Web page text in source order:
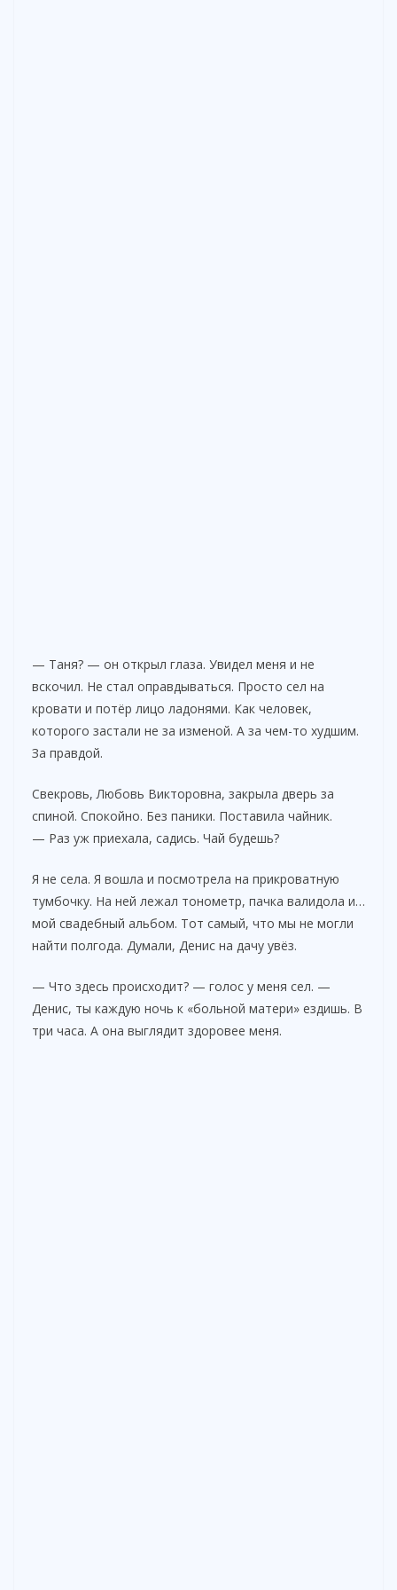
— Таня? — он открыл глаза. Увидел меня и не
вскочил. Не стал оправдываться. Просто сел на
кровати и потёр лицо ладонями. Как человек,
которого застали не за изменой. А за чем-то худшим.
За правдой.
Свекровь, Любовь Викторовна, закрыла дверь за
спиной. Спокойно. Без паники. Поставила чайник.
— Раз уж приехала, садись. Чай будешь?
Я не села. Я вошла и посмотрела на прикроватную
тумбочку. На ней лежал тонометр, пачка валидола и…
мой свадебный альбом. Тот самый, что мы не могли
найти полгода. Думали, Денис на дачу увёз.
— Что здесь происходит? — голос у меня сел. —
Денис, ты каждую ночь к «больной матери» ездишь. В
три часа. А она выглядит здоровее меня.